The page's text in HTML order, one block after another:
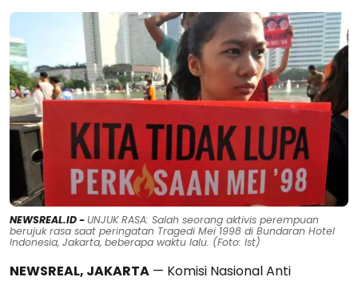
NEWSREAL.ID -UNJUK RASA: Salah seorang aktivis perempuan
berujuk rasa saat peringatan Tragedi Mei 1998 di Bundaran Hotel
Indonesia, Jakarta, beberapa waktu lalu. (Foto: Ist)
NEWSREAL, JAKARTA — Komisi Nasional Anti